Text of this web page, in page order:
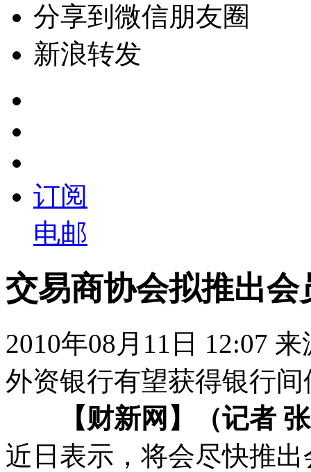
分享到微信朋友圈
新浪转发
订阅
电邮
交易商协会拟推出
2010年08月11日 12:07
外资银行有望获得银行
【财新网】（记者
近日表示，将会尽快推